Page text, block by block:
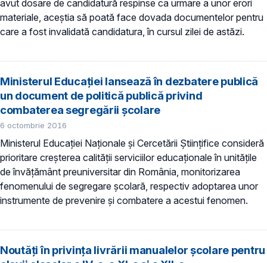
avut dosare de candidatură respinse ca urmare a unor erori
materiale, aceștia să poată face dovada documentelor pentru
care a fost invalidată candidatura, în cursul zilei de astăzi.
Ministerul Educaţiei lansează în dezbatere publică
un document de politică publică privind
combaterea segregării şcolare
6 octombrie 2016
Ministerul Educaţiei Naţionale şi Cercetării Ştiinţifice consideră
prioritare creşterea calităţii serviciilor educaţionale în unităţile
de învăţământ preuniversitar din România, monitorizarea
fenomenului de segregare şcolară, respectiv adoptarea unor
instrumente de prevenire şi combatere a acestui fenomen.
Noutăţi în privinţa livrării manualelor şcolare pentru